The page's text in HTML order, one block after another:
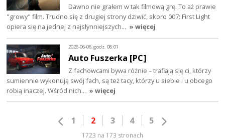
Dawno nie grałem w tak filmową grę. To aż prawie
"growy" film. Trudno się z drugiej strony dziwić, skoro 007: First Light
opiera się na jednej z najsłynniejszych… » więcej
2026-06-06, godz. 08:01
Auto Fuszerka [PC]
Z fachowcami bywa różnie – trafiają się ci, którzy
sumiennie wykonują swój fach, są też tacy, którzy u siebie i u obcego
robią inaczej. Wśród nich… » więcej
1 2 3 4 5
1723 na 173 stronach